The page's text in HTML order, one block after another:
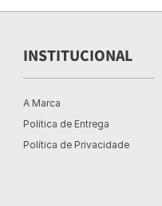
INSTITUCIONAL
A Marca
Política de Entrega
Política de Privacidade